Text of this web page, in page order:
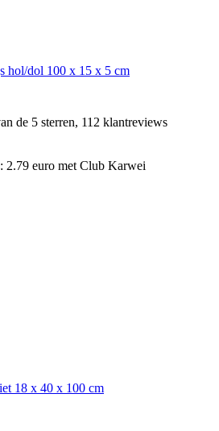
hol/dol 100 x 15 x 5 cm
de 5 sterren, 112 klantreviews
2.79 euro met Club Karwei
18 x 40 x 100 cm